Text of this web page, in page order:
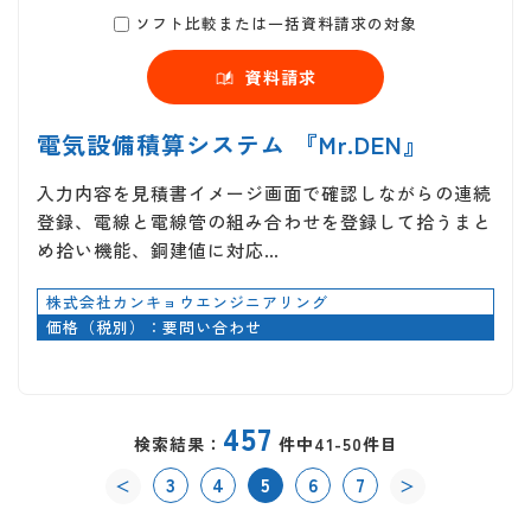
ソフト比較または一括資料請求の対象
資料請求
電気設備積算システム 『Mr.DEN』
入力内容を見積書イメージ画面で確認しながらの連続
登録、電線と電線管の組み合わせを登録して拾うまと
め拾い機能、銅建値に対応…
株式会社カンキョウエンジニアリング
価格（税別）：要問い合わせ
検索結果： 457 件中41-50件目
＜ 3 4 5 6 7 ＞